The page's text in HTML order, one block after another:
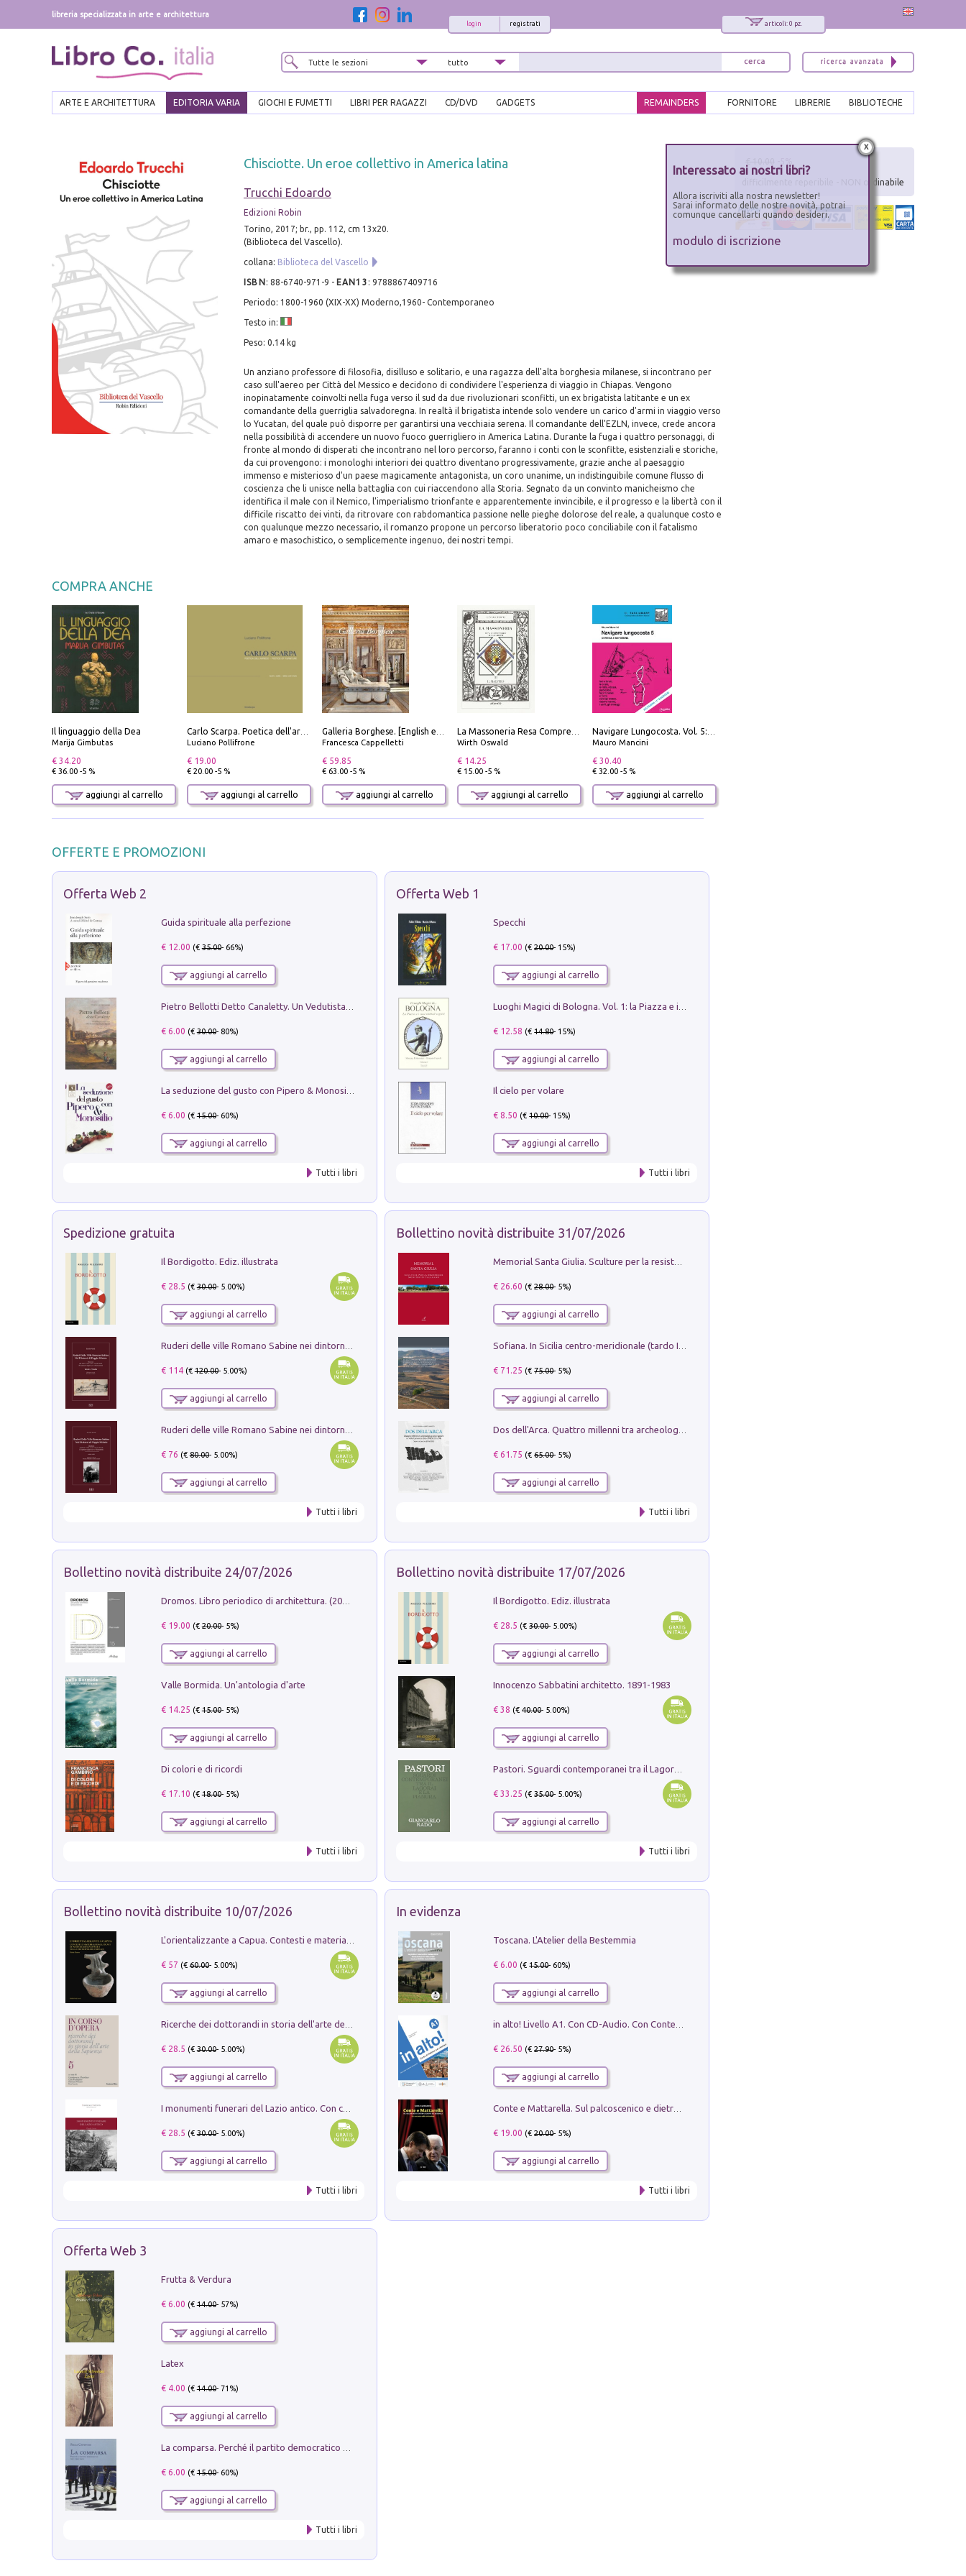
libreria specializzata in arte e architettura
articoli: 0 pz.
registrati
login
ARTE E ARCHITETTURA EDITORIA VARIA GIOCHI E FUMETTI LIBRI PER RAGAZZI CD/DVD GADGETS BIBLIOTECHE
LIBRERIE
FORNITORE
REMAINDERS
Chisciotte. Un eroe collettivo in America latina
Trucchi Edoardo
Edizioni Robin
Torino, 2017; br., pp. 112, cm 13x20.
(Biblioteca del Vascello).
collana: Biblioteca del Vascello
ISBN : 88-6740-971-9 - EAN13 : 9788867409716
Periodo: 1800-1960 (XIX-XX) Moderno,1960- Contemporaneo
Testo in:
Peso: 0.14 kg
Un anziano professore di filosofia, disilluso e solitario, e una ragazza dell'alta borghesia milanese, si incontrano per
caso sull'aereo per Città del Messico e decidono di condividere l'esperienza di viaggio in Chiapas. Vengono
inopinatamente coinvolti nella fuga verso il sud da due rivoluzionari sconfitti, un ex brigatista latitante e un ex
comandante della guerriglia salvadoregna. In realtà il brigatista intende solo vendere un carico d'armi in viaggio verso
lo Yucatan, del quale può disporre per garantirsi una vecchiaia serena. Il comandante dell'EZLN, invece, crede ancora
nella possibilità di accendere un nuovo fuoco guerrigliero in America Latina. Durante la fuga i quattro personaggi, di
fronte al mondo di disperati che incontrano nel loro percorso, faranno i conti con le sconfitte, esistenziali e storiche,
da cui provengono: i monologhi interiori dei quattro diventano progressivamente, grazie anche al paesaggio
immenso e misterioso d'un paese magicamente antagonista, un coro unanime, un indistinguibile comune flusso di
coscienza che li unisce nella battaglia con cui riaccendono alla Storia. Segnato da un convinto manicheismo che
identifica il male con il Nemico, l'imperialismo trionfante e apparentemente invincibile, e il progresso e la libertà con il
difficile riscatto dei vinti, da ritrovare con rabdomantica passione nelle pieghe dolorose del reale, a qualunque costo e
con qualunque mezzo necessario, il romanzo propone un percorso liberatorio poco conciliabile con il fatalismo
amaro e masochistico, o semplicemente ingenuo, dei nostri tempi.
COMPRA ANCHE
Il linguaggio della Dea
Marija Gimbutas
€ 34.20
€ 36.00 -5 %
aggiungi al carrello
Luciano Pollifrone
€ 19.00
€ 20.00 -5 %
aggiungi al carrello
Francesca Cappelletti
€ 59.85
€ 63.00 -5 %
aggiungi al carrello
Wirth Oswald
€ 14.25
€ 15.00 -5 %
aggiungi al carrello
Mauro Mancini
€ 30.40
€ 32.00 -5 %
aggiungi al carrello
OFFERTE E PROMOZIONI
Offerta Web 2
Guida spirituale alla perfezione
€ 12.00 (€35.00- 66%)
aggiungi al carrello
€ 6.00 (€30.00- 80%)
aggiungi al carrello
€ 6.00 (€15.00- 60%)
aggiungi al carrello
Tutti i libri
Offerta Web 1
Specchi
€ 17.00 (€20.00- 15%)
aggiungi al carrello
€ 12.58 (€14.80- 15%)
aggiungi al carrello
Il cielo per volare
€ 8.50 (€10.00- 15%)
aggiungi al carrello
Tutti i libri
Spedizione gratuita
Il Bordigotto. Ediz. illustrata
€ 28.5 (€30.00- 5.00%)
aggiungi al carrello
€ 114(€120.00- 5.00%)
aggiungi al carrello
€ 76 (€80.00- 5.00%)
aggiungi al carrello
Tutti i libri
Bollettino novità distribuite 31/07/2026
€ 26.60 (€28.00- 5%)
aggiungi al carrello
€ 71.25 (€75.00- 5%)
aggiungi al carrello
€ 61.75 (€65.00- 5%)
aggiungi al carrello
Tutti i libri
Bollettino novità distribuite 24/07/2026
Dromos. Libro periodico di architettura. (2026). Vol. 15: Post-model
€ 19.00 (€20.00- 5%)
aggiungi al carrello
Valle Bormida. Un'antologia d'arte
€ 14.25 (€15.00- 5%)
aggiungi al carrello
Di colori e di ricordi
€ 17.10 (€18.00- 5%)
aggiungi al carrello
Tutti i libri
Bollettino novità distribuite 17/07/2026
Il Bordigotto. Ediz. illustrata
€ 28.5 (€30.00- 5.00%)
aggiungi al carrello
Innocenzo Sabbatini architetto. 1891-1983
€ 38 (€40.00- 5.00%)
aggiungi al carrello
€ 33.25 (€35.00- 5.00%)
aggiungi al carrello
Tutti i libri
Bollettino novità distribuite 10/07/2026
€ 57 (€60.00- 5.00%)
aggiungi al carrello
€ 28.5 (€30.00- 5.00%)
aggiungi al carrello
I monumenti funerari del Lazio antico. Con cartella con tavole
€ 28.5 (€30.00- 5.00%)
aggiungi al carrello
Tutti i libri
In evidenza
Toscana. L'Atelier della Bestemmia
€ 6.00 (€15.00- 60%)
aggiungi al carrello
€ 26.50 (€27.90- 5%)
aggiungi al carrello
€ 19.00 (€20.00- 5%)
aggiungi al carrello
Tutti i libri
Offerta Web 3
Frutta & Verdura
€ 6.00 (€14.00- 57%)
aggiungi al carrello
Latex
€ 4.00 (€14.00- 71%)
aggiungi al carrello
€ 6.00 (€15.00- 60%)
aggiungi al carrello
Tutti i libri
difficilmente reperibile - NON ordinabile
x
Interessato ai nostri libri?
Allora iscriviti alla nostra newsletter!
Sarai informato delle nostre novità, potrai
comunque cancellarti quando desideri.
modulo di iscrizione